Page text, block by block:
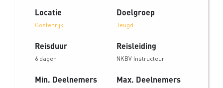
Locatie
Oostenrijk
Doelgroep
Jeugd
Reisduur
6 dagen
Reisleiding
NKBV Instructeur
Min. Deelnemers Max. Deelnemers